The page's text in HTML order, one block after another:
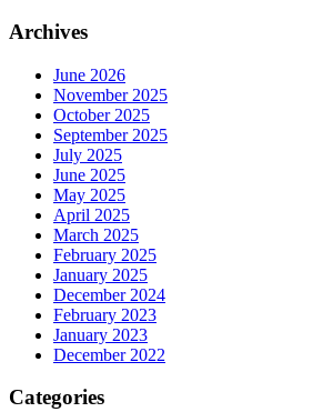
Archives
June 2026
November 2025
October 2025
September 2025
July 2025
June 2025
May 2025
April 2025
March 2025
February 2025
January 2025
December 2024
February 2023
January 2023
December 2022
Categories